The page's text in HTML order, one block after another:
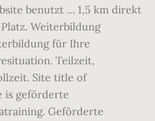
benutzt … 1,5 km direkt
Weiterbildung
für Ihre
Teilzeit,
Site title of
is geförderte
Geförderte